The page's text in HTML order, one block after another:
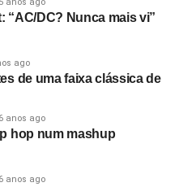
“AC/DC? Nunca mais vi”
ago
de uma faixa clássica de
6 anos ago
hop num mashup
6 anos ago